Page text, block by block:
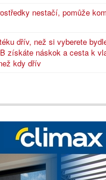
nestačí, pomůže
dřív, než si vyberete
získáte náskok a cesta k
kdy dřív